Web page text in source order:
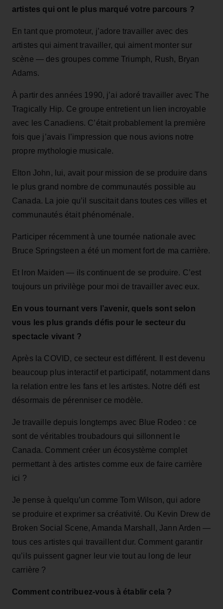
artistes qui ont le plus marqué votre parcours ?
En tant que promoteur, j’adore travailler avec des
artistes qui aiment travailler, qui aiment monter sur
scène — des groupes comme Triumph, Rush, Bryan
Adams.
À partir des années 1990, j’ai adoré travailler avec The
Tragically Hip. Ce groupe entretient un lien incroyable
avec les Canadiens. C’était probablement la première
fois que j’avais l’impression que nous avions notre
propre mythologie musicale.
Elton John, lui, avait pour mission de se produire dans
le plus grand nombre de communautés possible au
Canada. La joie qu’il suscitait dans toutes ces villes et
communautés était phénoménale.
Participer récemment à une tournée nationale avec
Bruce Springsteen a été un moment fort de ma carrière.
Et Iron Maiden — ils continuent de se produire. C’est
toujours un privilège pour moi de travailler avec eux.
En vous tournant vers l’avenir, quels sont selon
vous les plus grands défis pour le secteur du
spectacle vivant ?
Après la COVID, ce secteur est différent. Il est devenu
beaucoup plus interactif et participatif, notamment dans
la relation entre les fans et les artistes. Notre défi est
désormais de pérenniser ce modèle.
Je travaille depuis longtemps avec Blue Rodeo : ce
sont de véritables troubadours qui sillonnent le
Canada. Comment créer un écosystème complet
permettant à des artistes comme eux de faire carrière
ici ?
Je pense à quelqu’un comme Tom Wilson, qui adore
se produire et exprimer sa créativité. Ou Kevin Drew de
Broken Social Scene, Amanda Marshall, Jann Arden —
tous ces artistes qui travaillent dur. Comment garantir
qu’ils puissent gagner leur vie tout au long de leur
carrière ?
Comment contribuez‑vous à établir cela ?